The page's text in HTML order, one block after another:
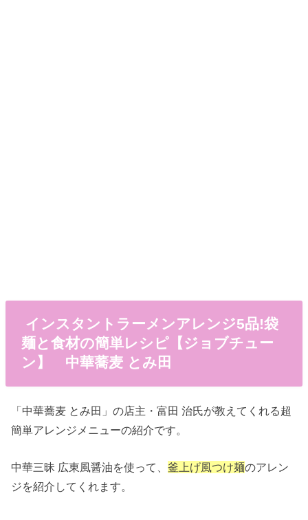
インスタントラーメンアレンジ5品!袋
麺と食材の簡単レシピ【ジョブチュー
ン】 中華蕎麦 とみ田
「中華蕎麦 とみ田」の店主・富田 治氏が教えてくれる超
簡単アレンジメニューの紹介です。
中華三昧 広東風醤油を使って、釜上げ風つけ麺のアレン
ジを紹介してくれます。